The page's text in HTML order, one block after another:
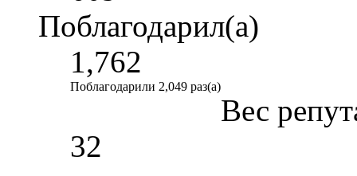
Поблагодарил(а)
1,762
Поблагодарили 2,049 раз(а)
Вес
32